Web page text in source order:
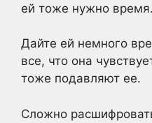
ей тоже нужно время.
Дайте ей немного
все, что она
тоже подавляют ее.
Сложно